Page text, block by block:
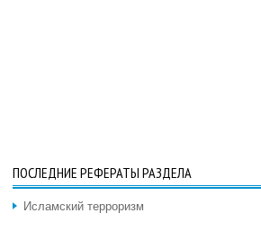
ПОСЛЕДНИЕ РЕФЕРАТЫ РАЗДЕЛА
Исламский терроризм